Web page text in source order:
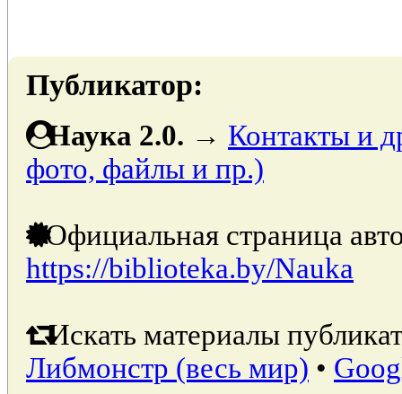
Публикатор:
Наука 2.0. → Контакты и
фото, файлы и пр.)
Официальная страница
https://biblioteka.by/Nauka
Искать материалы
Либмонстр (весь мир) •